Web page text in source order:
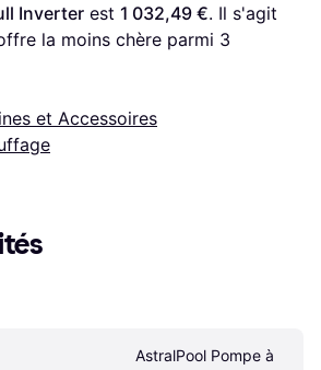
Inverter est 1 032,49 €. Il s'agit
la moins chère parmi 3
et Accessoires
AstralPool Pompe à